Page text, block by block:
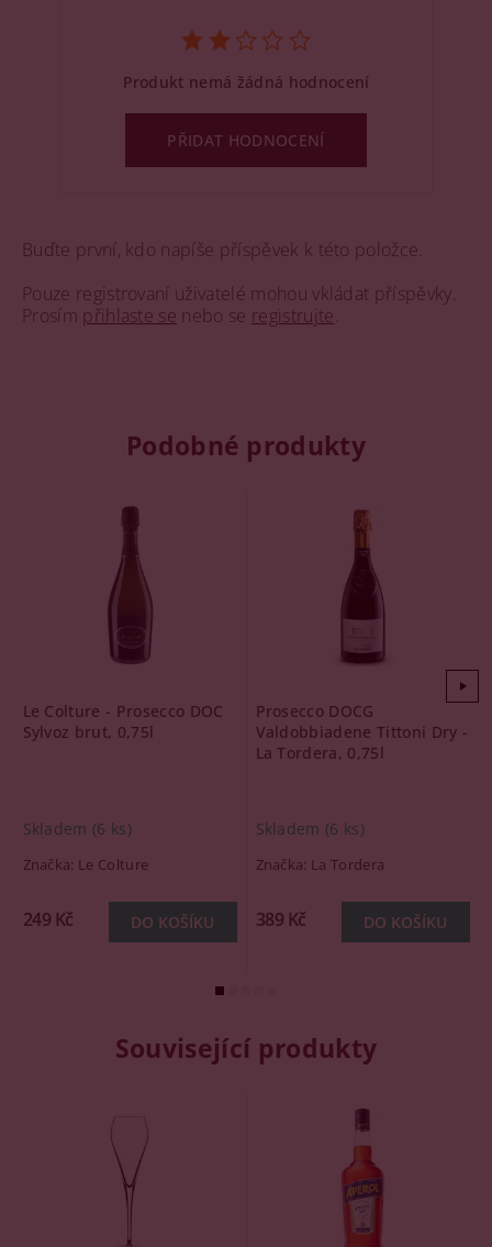
Buďte první, kdo napíše příspěvek k této položce.
Pouze registrovaní uživatelé mohou vkládat příspěvky.
Prosím přihlaste se nebo se registrujte
Produkt nemá žádná hodnocení
PŘIDAT HODNOCENÍ
Podobné produkty
Le Colture - Prosecco DOC
Sylvoz brut, 0,75l
Skladem (6 ks)
Značka: Le Colture
249 Kč
Prosecco DOCG
Valdobbiadene Tittoni Dry -
La Tordera, 0,75l
Skladem (6 ks)
Značka: La Tordera
389 Kč
Související produkty